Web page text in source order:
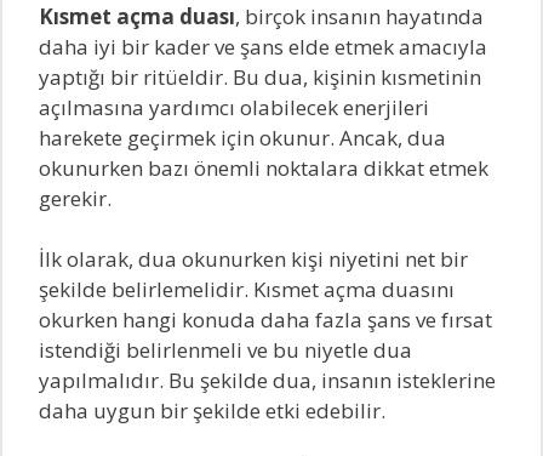
Kısmet açma duası, birçok insanın hayatında
daha iyi bir kader ve şans elde etmek amacıyla
yaptığı bir ritüeldir. Bu dua, kişinin kısmetinin
açılmasına yardımcı olabilecek enerjileri
harekete geçirmek için okunur. Ancak, dua
okunurken bazı önemli noktalara dikkat etmek
gerekir.
İlk olarak, dua okunurken kişi niyetini net bir
şekilde belirlemelidir. Kısmet açma duasını
okurken hangi konuda daha fazla şans ve fırsat
istendiği belirlenmeli ve bu niyetle dua
yapılmalıdır. Bu şekilde dua, insanın isteklerine
daha uygun bir şekilde etki edebilir.